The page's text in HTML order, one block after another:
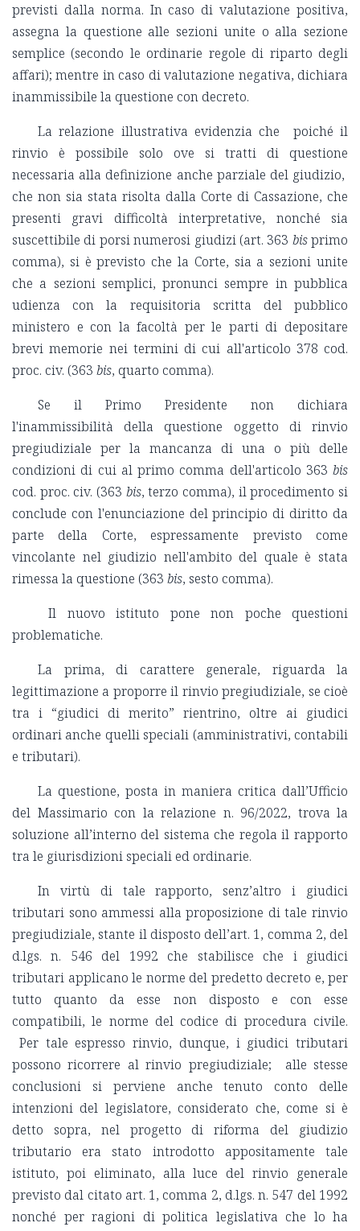
previsti dalla norma. In caso di valutazione positiva,
assegna la questione alle sezioni unite o alla sezione
semplice (secondo le ordinarie regole di riparto degli
affari); mentre in caso di valutazione negativa, dichiara
inammissibile la questione con decreto.
La relazione illustrativa evidenzia che poiché il
rinvio è possibile solo ove si tratti di questione
necessaria alla definizione anche parziale del giudizio,
che non sia stata risolta dalla Corte di Cassazione, che
presenti gravi difficoltà interpretative, nonché sia
suscettibile di porsi numerosi giudizi (art. 363 bisprimo
comma), si è previsto che la Corte, sia a sezioni unite
che a sezioni semplici, pronunci sempre in pubblica
udienza con la requisitoria scritta del pubblico
ministero e con la facoltà per le parti di depositare
brevi memorie nei termini di cui all'articolo 378 cod.
proc. civ. (363 bis, quarto comma).
Se il Primo Presidente non dichiara
l'inammissibilità della questione oggetto di rinvio
pregiudiziale per la mancanza di una o più delle
condizioni di cui al primo comma dell'articolo 363 bis
cod. proc. civ. (363 bis, terzo comma), il procedimento si
conclude con l'enunciazione del principio di diritto da
parte della Corte, espressamente previsto come
vincolante nel giudizio nell'ambito del quale è stata
rimessa la questione (363 bis, sesto comma).
Il nuovo istituto pone non poche questioni
problematiche.
La prima, di carattere generale, riguarda la
legittimazione a proporre il rinvio pregiudiziale, se cioè
tra i “giudici di merito” rientrino, oltre ai giudici
ordinari anche quelli speciali (amministrativi, contabili
e tributari).
La questione, posta in maniera critica dall’Ufficio
del Massimario con la relazione n. 96/2022, trova la
soluzione all’interno del sistema che regola il rapporto
tra le giurisdizioni speciali ed ordinarie.
In virtù di tale rapporto, senz’altro i giudici
tributari sono ammessi alla proposizione di tale rinvio
pregiudiziale, stante il disposto dell’art. 1, comma 2, del
d.lgs. n. 546 del 1992 che stabilisce che i giudici
tributari applicano le norme del predetto decreto e, per
tutto quanto da esse non disposto e con esse
compatibili, le norme del codice di procedura civile.
Per tale espresso rinvio, dunque, i giudici tributari
possono ricorrere al rinvio pregiudiziale; alle stesse
conclusioni si perviene anche tenuto conto delle
intenzioni del legislatore, considerato che, come si è
detto sopra, nel progetto di riforma del giudizio
tributario era stato introdotto appositamente tale
istituto, poi eliminato, alla luce del rinvio generale
previsto dal citato art. 1, comma 2, d.lgs. n. 547 del 1992
nonché per ragioni di politica legislativa che lo ha